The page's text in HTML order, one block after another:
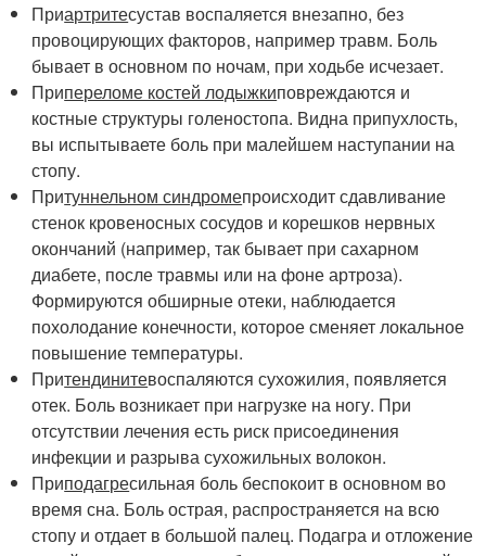
Приартритесустав воспаляется внезапно, без
провоцирующих факторов, например травм. Боль
бывает в основном по ночам, при ходьбе исчезает.
Припереломе костей лодыжкиповреждаются и
костные структуры голеностопа. Видна припухлость,
вы испытываете боль при малейшем наступании на
стопу.
Притуннельном синдромепроисходит сдавливание
стенок кровеносных сосудов и корешков нервных
окончаний (например, так бывает при сахарном
диабете, после травмы или на фоне артроза).
Формируются обширные отеки, наблюдается
похолодание конечности, которое сменяет локальное
повышение температуры.
Притендинитевоспаляются сухожилия, появляется
отек. Боль возникает при нагрузке на ногу. При
отсутствии лечения есть риск присоединения
инфекции и разрыва сухожильных волокон.
Приподагресильная боль беспокоит в основном во
время сна. Боль острая, распространяется на всю
стопу и отдает в большой палец. Подагра и отложение